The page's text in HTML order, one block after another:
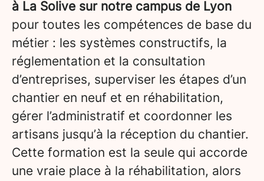
à La Solive sur notre campus de Lyon
pour toutes les compétences de base du
métier : les systèmes constructifs, la
réglementation et la consultation
d’entreprises, superviser les étapes d’un
chantier en neuf et en réhabilitation,
gérer l’administratif et coordonner les
artisans jusqu’à la réception du chantier.
Cette formation est la seule qui accorde
une vraie place à la réhabilitation, alors